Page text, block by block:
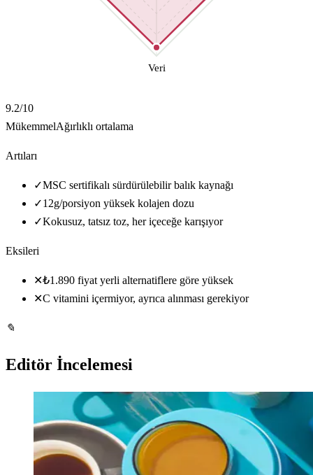
Veri
9.2/10
MükemmelAğırlıklı ortalama
Artıları
✓MSC sertifikalı sürdürülebilir balık kaynağı
✓12g/porsiyon yüksek kolajen dozu
✓Kokusuz, tatsız toz, her içeceğe karışıyor
Eksileri
✕₺1.890 fiyat yerli alternatiflere göre yüksek
✕C vitamini içermiyor, ayrıca alınması gerekiyor
✎
Editör İncelemesi